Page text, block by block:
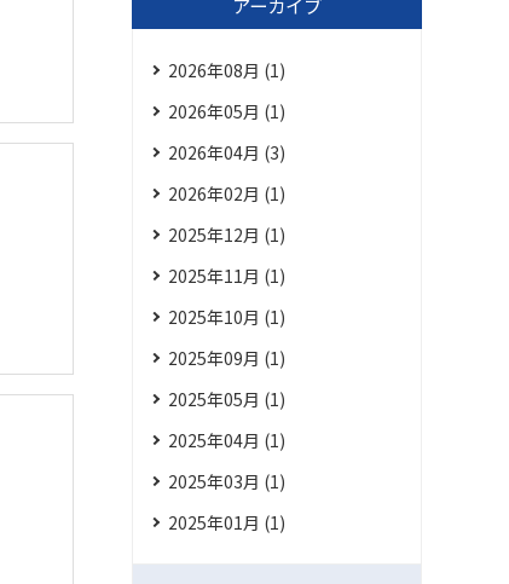
2026年08月 (1)
2026年05月 (1)
2026年04月 (3)
2026年02月 (1)
2025年12月 (1)
2025年11月 (1)
2025年10月 (1)
2025年09月 (1)
2025年05月 (1)
2025年04月 (1)
2025年03月 (1)
2025年01月 (1)